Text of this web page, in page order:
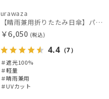
urawaza
【晴雨兼用折りたたみ日傘】パッとさして、サッとしまえる傘コワザ(kowaza) ボーダー 50 遮光100% UV100%
￥6,050 (税込)
4.4 （7）
＃遮光100%
＃軽量
＃晴雨兼用
＃UVカット